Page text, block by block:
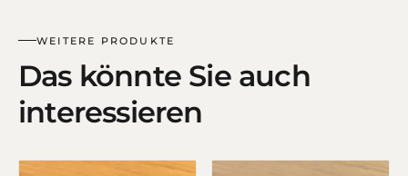
WEITERE PRODUKTE
Das könnte Sie auch
interessieren